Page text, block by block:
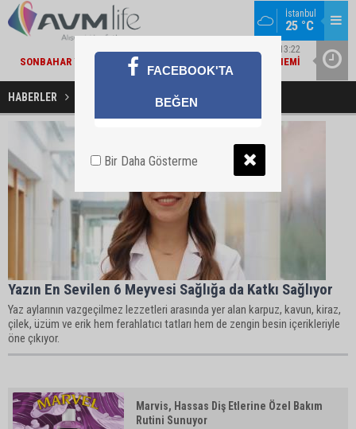
İstanbul
25 °C
MARKA DÜNYASI / 13:22
SONBAHAR YAKLAŞIRKEN TEPE HOME'DA YENILENME DÖNEMI
MIGROS
HABERLER Yaz Meyveleri Haberleri
Yazın En Sevilen 6 Meyvesi Sağlığa da Katkı Sağlıyor
Yaz aylarının vazgeçilmez lezzetleri arasında yer alan karpuz, kavun, kiraz,
çilek, üzüm ve erik hem ferahlatıcı tatları hem de zengin besin içerikleriyle
öne çıkıyor.
Marvis, Hassas Diş Etlerine Özel Bakım
Rutini Sunuyor
FACEBOOK'TA
BEĞEN
Bir Daha Gösterme